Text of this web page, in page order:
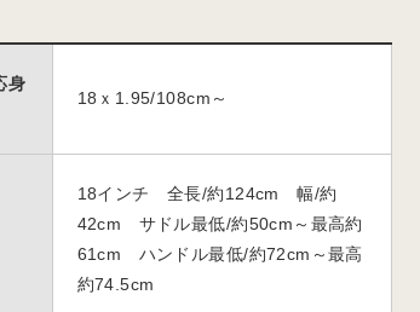
身
18ｘ1.95/108cm～
18インチ 全長/約124cm 幅/約
42cm サドル最低/約50cm～最高約
61cm ハンドル最低/約72cm～最高
約74.5cm